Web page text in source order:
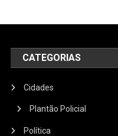
CATEGORIAS
Cidades
Plantão Policial
Política